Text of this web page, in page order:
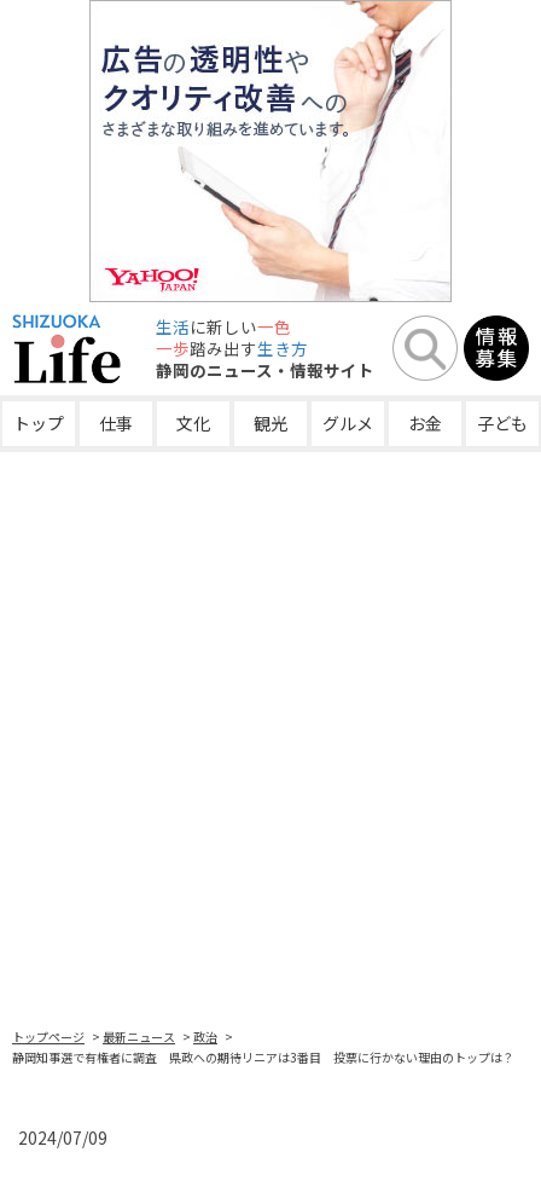
生活に新しい一色
一歩踏み出す生き方
静岡のニュース・情報サイト
トップ 仕事 文化 観光 グルメ お金 子ども
トップページ 最新ニュース
政治
静岡知事選で有権者に調査 県政への期待リニアは3番目 投票に行かない理由のトップは？
2024/07/09